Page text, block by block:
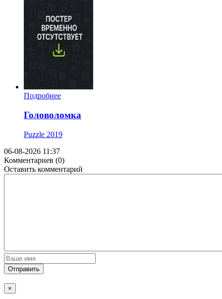
Подробнее
Головоломка
Puzzle 2019
06-08-2026 11:37
Комментариев (0)
Оставить комментарий
Отправить
×